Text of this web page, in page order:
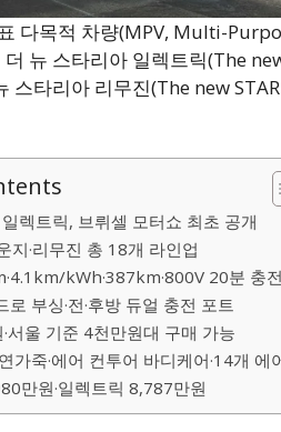
다목적 차량(MPV, Multi-
뉴 스타리아 일렉트릭(The
스타리아 리무진(The new
렉트릭, 브뤼셀 모터쇼 최초 공개
지·리무진 총 18개 라인업
kWh·387km·800V 20분 충전
로 부싱·전·후방 듀얼 충전 포트
서울 기준 4천만원대 구매 가능
가죽·에어 컨투어 바디케어·14개 에
만원·일렉트릭 8,787만원